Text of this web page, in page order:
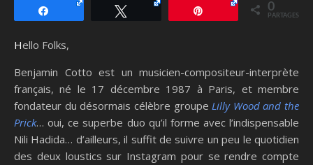
0
PARTAGES
Hello Folks,
Benjamin Cotto est un musicien-compositeur-interprète
français, né le 17 décembre 1987 à Paris, et membre
fondateur du désormais célèbre groupeLilly Wood and the
Prick… oui, ce superbe duo qu’il forme avec l’indispensable
Nili Hadida… d’ailleurs, il suffit de suivre un peu le quotidien
des deux loustics sur Instagram pour se rendre compte